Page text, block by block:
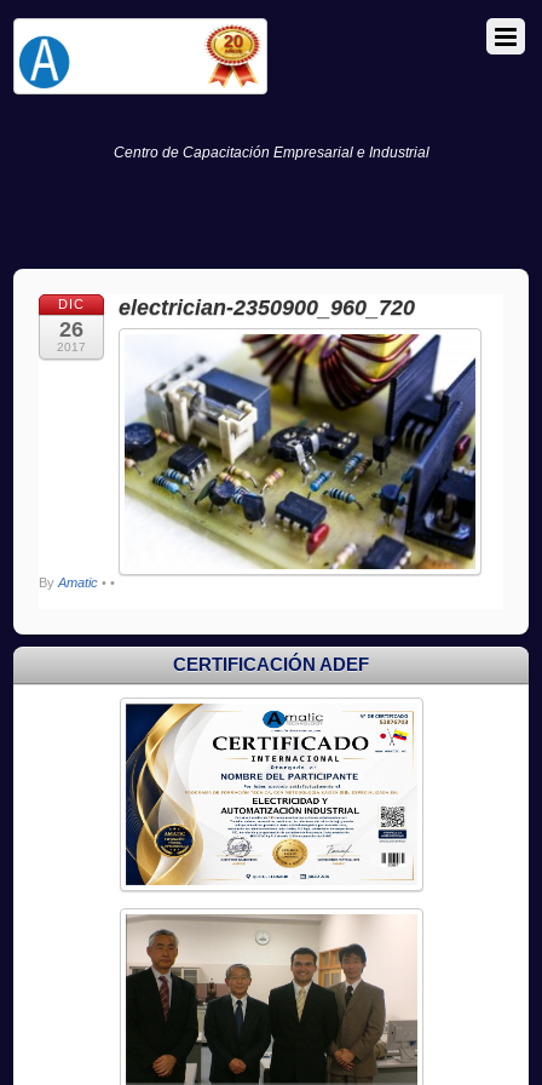
Centro de Capacitación Empresarial e Industrial
DIC
26
2017
electrician-2350900_960_720
ByAmatic • •
CERTIFICACIÓN ADEF